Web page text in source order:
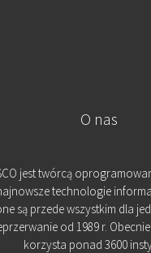
O nas
jest twórcą
technologie
są przede wszystkim dla
od 1989 r.
korzysta ponad 3600